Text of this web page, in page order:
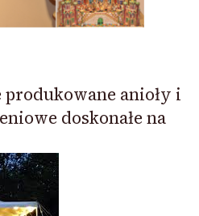
anioły i
doskonałe na